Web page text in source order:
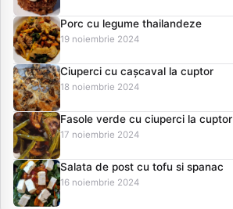
Porc cu legume thailandeze
19 noiembrie 2024
Ciuperci cu cașcaval la cuptor
18 noiembrie 2024
Fasole verde cu ciuperci la cuptor
17 noiembrie 2024
Salata de post cu tofu si spanac
16 noiembrie 2024